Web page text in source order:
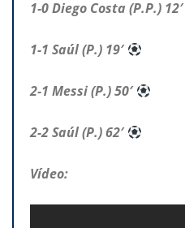
1-0 Diego Costa (P.P.) 12′
1-1 Saúl (P.) 19′
2-1 Messi (P.) 50′
2-2 Saúl (P.) 62′
Vídeo: